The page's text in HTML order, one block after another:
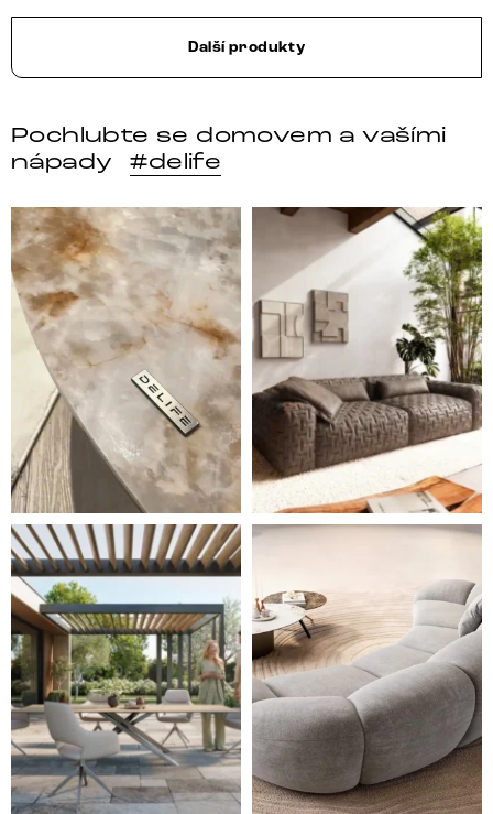
Další produkty
Pochlubte se domovem a vašími
nápady
#delife
DELIFE – Nábytek, který promění dům v domov. Domo
Místo, kam se budeš těšit
Styl, odolnost a společné chvíle pod širým nebem.
Ne každá pohovka je jen